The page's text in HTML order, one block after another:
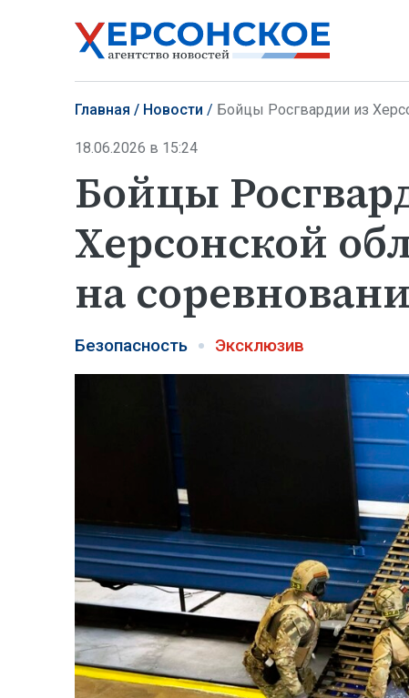
Главная Новости Бойцы Росгвардии из
18.06.2026 в 15:24
Бойцы
Херсонской
на
Безопасность Эксклюзив